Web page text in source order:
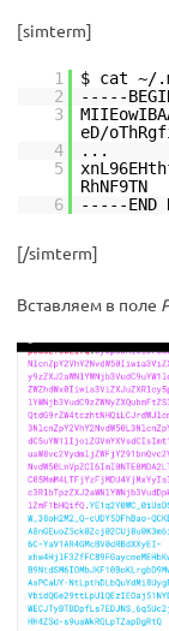
[simterm]
1
$ cat ~/
2
-----
3
eD/
4
...
5
RhNF9TN
6
-----END
[/simterm]
Вставляем в поле